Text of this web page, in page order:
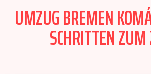
UMZUG BREMEN
SCHRITTEN